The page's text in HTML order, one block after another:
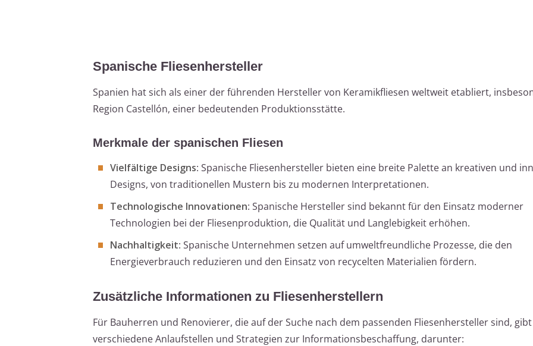
Spanische Fliesenhersteller
Spanien hat sich als einer der führenden Hersteller von Keramikfliesen weltweit etabliert,
Region Castellón, einer bedeutenden Produktionsstätte.
Merkmale der spanischen Fliesen
Vielfältige Designs: Spanische Fliesenhersteller bieten eine breite Palette an kreativen und
Designs, von traditionellen Mustern bis zu modernen Interpretationen.
Technologische Innovationen: Spanische Hersteller sind bekannt für den Einsatz moderner
Technologien bei der Fliesenproduktion, die Qualität und Langlebigkeit erhöhen.
Nachhaltigkeit: Spanische Unternehmen setzen auf umweltfreundliche Prozesse, die den
Energieverbrauch reduzieren und den Einsatz von recycelten Materialien fördern.
Zusätzliche Informationen zu Fliesenherstellern
Für Bauherren und Renovierer, die auf der Suche nach dem passenden Fliesenhersteller sind, gibt
verschiedene Anlaufstellen und Strategien zur Informationsbeschaffung, darunter: